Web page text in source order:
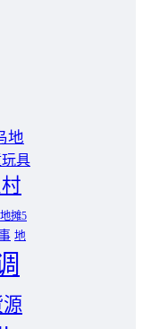
地
具
地摊5
地